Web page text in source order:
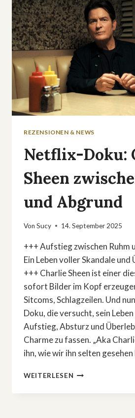
REZENSIONEN & NEWS
Netflix-Doku:
Sheen
und Abgrund
Von Sucy 14. September 2025
+++ Aufstieg zwischen Ruhm
Ein Leben voller Skandale
+++ Charlie Sheen ist einer
sofort Bilder im Kopf
Sitcoms, Schlagzeilen. Und
Doku, die versucht, sein
Aufstieg, Absturz und
Charme zu fassen. „Aka
ihn, wie wir ihn selten
WEITERLESEN NETFLIX-
CHARLIE